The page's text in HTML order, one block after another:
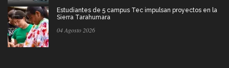
Estudiantes de 5 campus Tec impulsan proyectos en la
Sierra Tarahumara
04 Agosto 2026